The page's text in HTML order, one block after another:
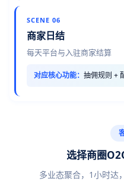
SCENE 06
商家日结
每天平台与入驻商家结算
对应核心功能： 抽佣规则 +
选择商圈
多业态聚合，1小时达